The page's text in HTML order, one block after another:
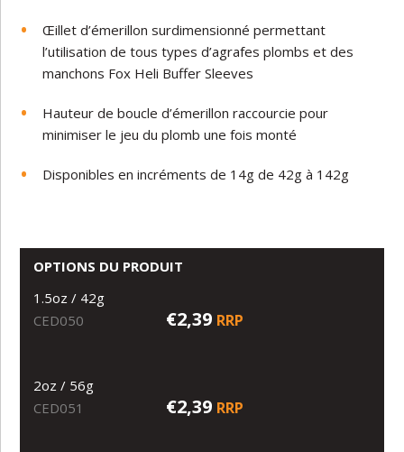
Œillet d’émerillon surdimensionné permettant
l’utilisation de tous types d’agrafes plombs et des
manchons Fox Heli Buffer Sleeves
Hauteur de boucle d’émerillon raccourcie pour
minimiser le jeu du plomb une fois monté
Disponibles en incréments de 14g de 42g à 142g
OPTIONS DU PRODUIT
1.5oz / 42g
CED050
€2,39 RRP
2oz / 56g
CED051
€2,39 RRP